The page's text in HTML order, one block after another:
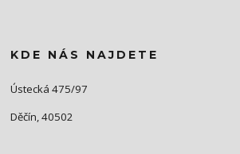
KDE NÁS NAJDETE
Ústecká 475/97
Děčín, 40502